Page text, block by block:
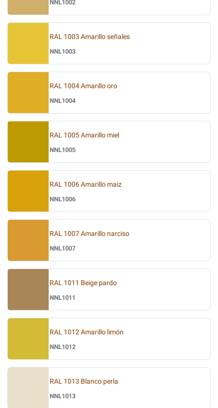
NNL1002
RAL 1003 Amarillo señales
NNL1003
RAL 1004 Amarillo oro
NNL1004
RAL 1005 Amarillo miel
NNL1005
RAL 1006 Amarillo maiz
NNL1006
RAL 1007 Amarillo narciso
NNL1007
RAL 1011 Beige pardo
NNL1011
RAL 1012 Amarillo limón
NNL1012
RAL 1013 Blanco perla
NNL1013